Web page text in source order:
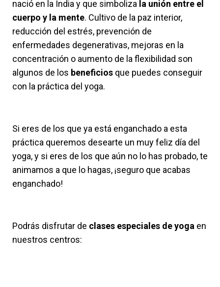
nació en la India y que simboliza la unión entre el
cuerpo y la mente. Cultivo de la paz interior,
reducción del estrés, prevención de
enfermedades degenerativas, mejoras en la
concentración o aumento de la flexibilidad son
algunos de los beneficios que puedes conseguir
con la práctica del yoga.
Si eres de los que ya está enganchado a esta
práctica queremos desearte un muy feliz día del
yoga, y si eres de los que aún no lo has probado, te
animamos a que lo hagas, ¡seguro que acabas
enganchado!
Podrás disfrutar de clases especiales de yoga en
nuestros centros: